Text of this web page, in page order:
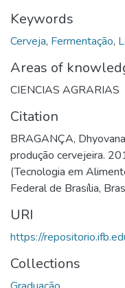
Keywords
Cerveja, Fermentação,
Areas of
CIENCIAS AGRARIAS
Citation
BRAGANÇA,
produção cervejeira.
(Tecnologia em
Federal de Brasília,
URI
https://
Collections